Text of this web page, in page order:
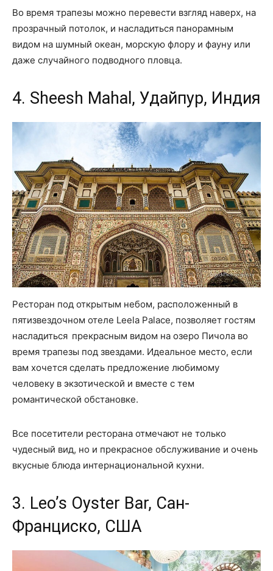
Во время трапезы можно перевести взгляд наверх, на
прозрачный потолок, и насладиться панорамным
видом на шумный океан, морскую флору и фауну или
даже случайного подводного пловца.
4. Sheesh Mahal, Удайпур, Индия
Ресторан под открытым небом, расположенный в
пятизвездочном отеле Leela Palace, позволяет гостям
насладиться прекрасным видом на озеро Пичола во
время трапезы под звездами. Идеальное место, если
вам хочется сделать предложение любимому
человеку в экзотической и вместе с тем
романтической обстановке.
Все посетители ресторана отмечают не только
чудесный вид, но и прекрасное обслуживание и очень
вкусные блюда интернациональной кухни.
3. Leo’s Oyster Bar, Сан-
Франциско, США